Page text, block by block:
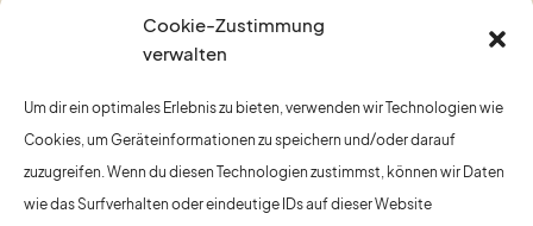
Cookie-Zustimmung
verwalten
Um dir ein optimales Erlebnis zu bieten, verwenden wir Technologien wie
Cookies, um Geräteinformationen zu speichern und/oder darauf
zuzugreifen. Wenn du diesen Technologien zustimmst, können wir Daten
wie das Surfverhalten oder eindeutige IDs auf dieser Website
Startseite
Über uns
Leistungen